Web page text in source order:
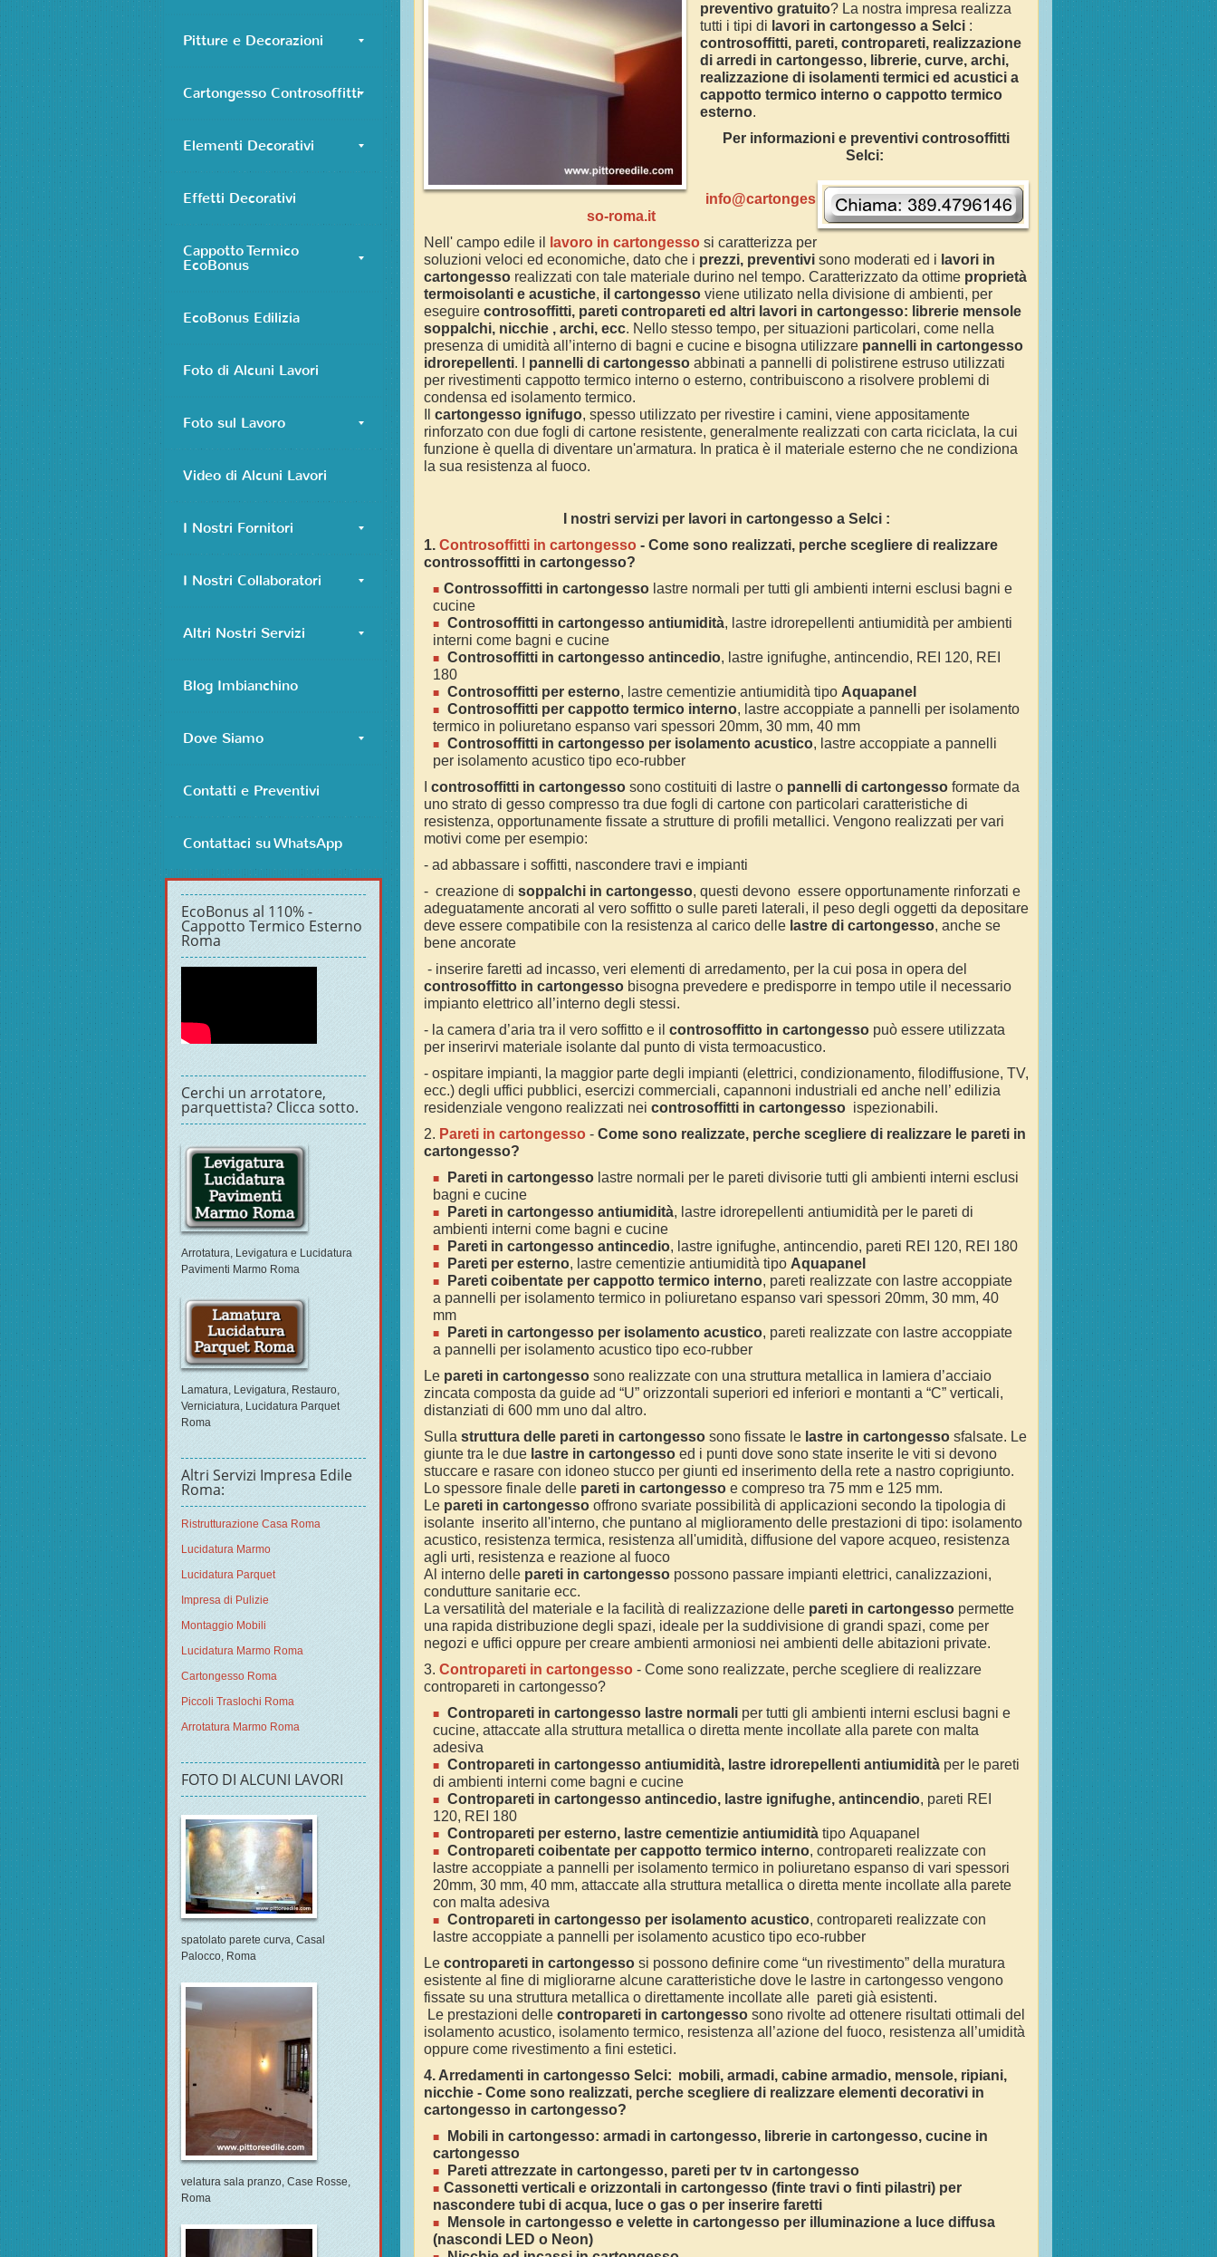
preventivo gratuito? La nostra impresa realizza
tutti i tipi di lavori in cartongesso a Selci :
controsoffitti, pareti, contropareti, realizzazione
di arredi in cartongesso, librerie, curve, archi,
realizzazione di isolamenti termici ed acustici a
cappotto termico interno o cappotto termico
esterno.
Per informazioni e preventivi controsoffitti
Selci:
info@cartonges
so-roma.it
Nell' campo edile il
lavoro in cartongesso si caratterizza per
soluzioni veloci ed economiche, dato che i prezzi, preventivi sono moderati ed i lavori in
cartongesso realizzati con tale materiale durino nel tempo. Caratterizzato da ottime proprietà
termoisolanti e acustiche, il cartongesso viene utilizato nella divisione di ambienti, per
eseguire controsoffitti, pareti contropareti ed altri lavori in cartongesso: librerie mensole
soppalchi, nicchie , archi, ecc. Nello stesso tempo, per situazioni particolari, come nella
presenza di umidità all’interno di bagni e cucine e bisogna utilizzare pannelli in cartongesso
idrorepellenti. I pannelli di cartongesso abbinati a pannelli di polistirene estruso utilizzati
per rivestimenti cappotto termico interno o esterno, contribuiscono a risolvere problemi di
condensa ed isolamento termico.
cartongesso ignifugo, spesso utilizzato per rivestire i camini, viene appositamente
rinforzato con due fogli di cartone resistente, generalmente realizzati con carta riciclata, la cui
funzione è quella di diventare un'armatura. In pratica è il materiale esterno che ne condiziona
la sua resistenza al fuoco.
I nostri servizi per lavori in cartongesso a Selci:
1. Controsoffitti in cartongesso - Come sono realizzati, perche scegliere di realizzare
controssoffitti in cartongesso?
Controssoffitti in cartongesso lastre normali per tutti gli ambienti interni esclusi bagni e
cucine
Controsoffitti in cartongesso antiumidità, lastre idrorepellenti antiumidità per ambienti
interni come bagni e cucine
Controsoffitti in cartongesso antincedio, lastre ignifughe, antincendio, REI 120, REI
180
Controsoffitti per esterno, lastre cementizie antiumidità tipo Aquapanel
Controsoffitti per cappotto termico interno, lastre accoppiate a pannelli per isolamento
termico in poliuretano espanso vari spessori 20mm, 30 mm, 40 mm
Controsoffitti in cartongesso per isolamento acustico, lastre accoppiate a pannelli
per isolamento acustico tipo eco-rubber
controsoffitti in cartongesso sono costituiti di lastre o pannelli di cartongesso formate da
uno strato di gesso compresso tra due fogli di cartone con particolari caratteristiche di
resistenza, opportunamente fissate a strutture di profili metallici. Vengono realizzati per vari
motivi come per esempio:
- ad abbassare i soffitti, nascondere travi e impianti
- creazione di soppalchi in cartongesso, questi devono essere opportunamente rinforzati e
adeguatamente ancorati al vero soffitto o sulle pareti laterali, il peso degli oggetti da depositare
deve essere compatibile con la resistenza al carico delle lastre di cartongesso, anche se
bene ancorate
- inserire faretti ad incasso, veri elementi di arredamento, per la cui posa in opera del
controsoffitto in cartongesso bisogna prevedere e predisporre in tempo utile il necessario
impianto elettrico all’interno degli stessi.
- la camera d’aria tra il vero soffitto e il controsoffitto in cartongesso può essere utilizzata
per inserirvi materiale isolante dal punto di vista termoacustico.
- ospitare impianti, la maggior parte degli impianti (elettrici, condizionamento, filodiffusione, TV,
ecc.) degli uffici pubblici, esercizi commerciali, capannoni industriali ed anche nell’ edilizia
residenziale vengono realizzati nei controsoffitti in cartongesso ispezionabili.
2. Pareti in cartongesso - Come sono realizzate, perche scegliere di realizzare le pareti in
cartongesso?
Pareti in cartongesso lastre normali per le pareti divisorie tutti gli ambienti interni esclusi
bagni e cucine
Pareti in cartongesso antiumidità, lastre idrorepellenti antiumidità per le pareti di
ambienti interni come bagni e cucine
Pareti in cartongesso antincedio, lastre ignifughe, antincendio, pareti REI 120, REI 180
Pareti per esterno, lastre cementizie antiumidità tipo Aquapanel
Pareti coibentate per cappotto termico interno, pareti realizzate con lastre accoppiate
a pannelli per isolamento termico in poliuretano espanso vari spessori 20mm, 30 mm, 40
mm
Pareti in cartongesso per isolamento acustico, pareti realizzate con lastre accoppiate
a pannelli per isolamento acustico tipo eco-rubber
Le pareti in cartongesso sono realizzate con una struttura metallica in lamiera d’acciaio
zincata composta da guide ad “U” orizzontali superiori ed inferiori e montanti a “C” verticali,
distanziati di 600 mm uno dal altro.
Sulla struttura delle pareti in cartongesso sono fissate le lastre in cartongesso sfalsate. Le
giunte tra le due lastre in cartongesso ed i punti dove sono state inserite le viti si devono
stuccare e rasare con idoneo stucco per giunti ed inserimento della rete a nastro coprigiunto.
Lo spessore finale delle pareti in cartongesso e compreso tra 75 mm e 125 mm.
Le pareti in cartongesso offrono svariate possibilità di applicazioni secondo la tipologia di
isolante inserito all'interno, che puntano al miglioramento delle prestazioni di tipo: isolamento
acustico, resistenza termica, resistenza all'umidità, diffusione del vapore acqueo, resistenza
agli urti, resistenza e reazione al fuoco
Al interno delle pareti in cartongesso possono passare impianti elettrici, canalizzazioni,
condutture sanitarie ecc.
La versatilità del materiale e la facilità di realizzazione delle pareti in cartongesso permette
una rapida distribuzione degli spazi, ideale per la suddivisione di grandi spazi, come per
negozi e uffici oppure per creare ambienti armoniosi nei ambienti delle abitazioni private.
3. Contropareti in cartongesso - Come sono realizzate, perche scegliere di realizzare
contropareti in cartongesso?
Contropareti in cartongesso lastre normali per tutti gli ambienti interni esclusi bagni e
cucine, attaccate alla struttura metallica o diretta mente incollate alla parete con malta
adesiva
Contropareti in cartongesso antiumidità, lastre idrorepellenti antiumidità per le pareti
di ambienti interni come bagni e cucine
Contropareti in cartongesso antincedio, lastre ignifughe, antincendio, pareti REI
120, REI 180
Contropareti per esterno, lastre cementizie antiumidità tipo Aquapanel
Contropareti coibentate per cappotto termico interno, contropareti realizzate con
lastre accoppiate a pannelli per isolamento termico in poliuretano espanso di vari spessori
20mm, 30 mm, 40 mm, attaccate alla struttura metallica o diretta mente incollate alla parete
con malta adesiva
Contropareti in cartongesso per isolamento acustico, contropareti realizzate con
lastre accoppiate a pannelli per isolamento acustico tipo eco-rubber
Le contropareti in cartongesso si possono definire come “un rivestimento” della muratura
esistente al fine di migliorarne alcune caratteristiche dove le lastre in cartongesso vengono
fissate su una struttura metallica o direttamente incollate alle pareti già esistenti.
Le prestazioni delle contropareti in cartongesso sono rivolte ad ottenere risultati ottimali del
isolamento acustico, isolamento termico, resistenza all’azione del fuoco, resistenza all’umidità
oppure come rivestimento a fini estetici.
4. Arredamenti in cartongesso Selci: mobili, armadi, cabine armadio, mensole, ripiani,
nicchie - Come sono realizzati, perche scegliere di realizzare elementi decorativi in
cartongesso in cartongesso?
Mobili in cartongesso: armadi in cartongesso, librerie in cartongesso, cucine in
cartongesso
Pareti attrezzate in cartongesso, pareti per tv in cartongesso
Cassonetti verticali e orizzontali in cartongesso (finte travi o finti pilastri) per
nascondere tubi di acqua, luce o gas o per inserire faretti
Mensole in cartongesso e velette in cartongesso per illuminazione a luce diffusa
(nascondi LED o Neon)
Pitture e Decorazioni
Cartongesso Controsoffitti
Elementi Decorativi
Effetti Decorativi
Cappotto Termico
EcoBonus
EcoBonus Edilizia
Foto di Alcuni Lavori
Foto sul Lavoro
Video di Alcuni Lavori
I Nostri Fornitori
I Nostri Collaboratori
Altri Nostri Servizi
Blog Imbianchino
Dove Siamo
Contatti e Preventivi
Contattaci su WhatsApp
EcoBonus al 110% -
Cappotto Termico Esterno
Roma
Cerchi un arrotatore,
parquettista? Clicca sotto.
Arrotatura, Levigatura e Lucidatura
Pavimenti Marmo Roma
Lamatura, Levigatura, Restauro,
Verniciatura, Lucidatura Parquet
Roma
Altri Servizi Impresa Edile
Roma:
Ristrutturazione Casa Roma
Lucidatura Marmo
Lucidatura Parquet
Impresa di Pulizie
Montaggio Mobili
Lucidatura Marmo Roma
Cartongesso Roma
Piccoli Traslochi Roma
Arrotatura Marmo Roma
FOTO DI ALCUNI LAVORI
spatolato parete curva, Casal
Palocco, Roma
velatura sala pranzo, Case Rosse,
Roma